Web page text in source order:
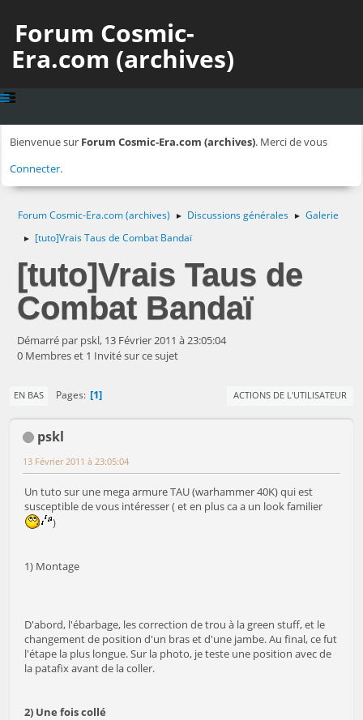
Forum Cosmic-
Era.com (archives)
Bienvenue sur Forum Cosmic-Era.com (archives). Merci de vous
Connecter.
Forum Cosmic-Era.com (archives) ► Discussions générales ► Galerie
► [tuto]Vrais Taus de Combat Bandaï
[tuto]Vrais Taus de
Combat Bandaï
Démarré par pskl, 13 Février 2011 à 23:05:04
0 Membres et 1 Invité sur ce sujet
EN BAS Pages 1 ACTIONS DE L'UTILISATEUR
pskl
13 Février 2011 à 23:05:04
Un tuto sur une mega armure TAU (warhammer 40K) qui est
susceptible de vous intéresser ( et en plus ca a un look familier
)
1) Montage
D'abord, l'ébarbage, les correction de trou à la green stuff, et le
changement de position d'un bras et d'une jambe. Au final, ce fut
l'étape la plus longue. Sur la photo, je teste une position avec de
la patafix avant de la coller.
2) Une fois collé